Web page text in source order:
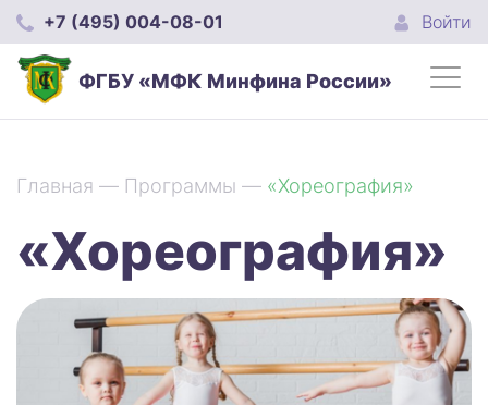
+7 (495) 004-08-01 Войти
ФГБУ «МФК Минфина России»
Главная — Программы — «Хореография»
«Хореография»